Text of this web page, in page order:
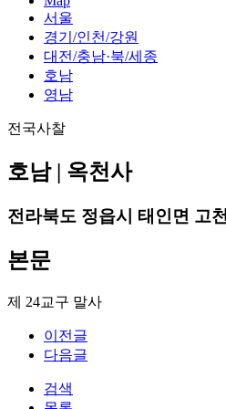
서울
경기/인천/강원
대전/충남·북/세종
호남
영남
전국사찰
호남 | 옥천사
전라북도 정읍시 태인면 고
본문
제 24교구 말사
이전글
다음글
검색